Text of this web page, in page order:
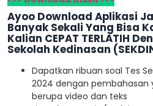
Ayoo Download Aplikasi
Banyak Sekali Yang Bisa
Kalian CEPAT TERLATIH
Sekolah Kedinasan
Dapatkan ribuan soal Tes
2024 dengan
berupa video dan teks